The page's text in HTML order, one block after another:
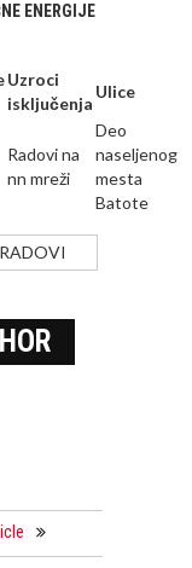
ENERGIJE
Uzroci
isključenja
Ulice
Radovi na
nn mreži
Deo
naseljenog
mesta
Batote
RADOVI